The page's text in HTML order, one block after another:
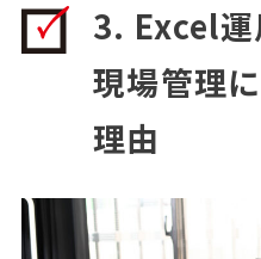
3. Excel
現場管理
理由